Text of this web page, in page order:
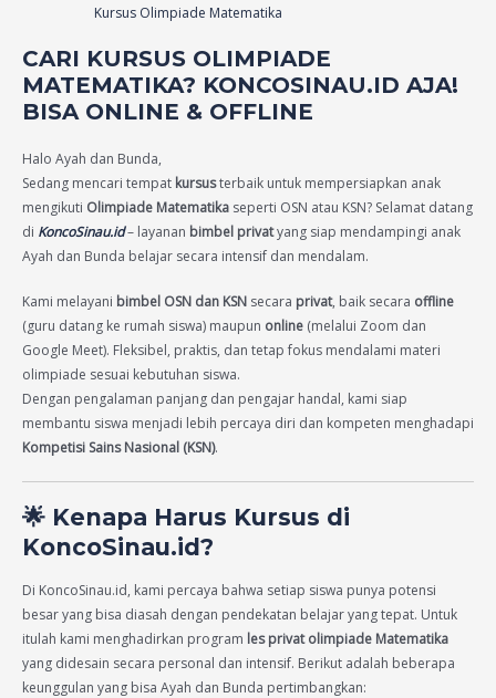
Kursus Olimpiade Matematika
CARI KURSUS OLIMPIADE
MATEMATIKA? KONCOSINAU.ID AJA!
BISA ONLINE & OFFLINE
Halo Ayah dan Bunda,
Sedang mencari tempat kursusterbaik untuk mempersiapkan anak
mengikuti Olimpiade Matematika seperti OSN atau KSN? Selamat datang
di KoncoSinau.id– layanan bimbel privatyang siap mendampingi anak
Ayah dan Bunda belajar secara intensif dan mendalam.
Kami melayani bimbel OSN dan KSN secara privat, baik secara offline
(guru datang ke rumah siswa) maupun online (melalui Zoom dan
Google Meet). Fleksibel, praktis, dan tetap fokus mendalami materi
olimpiade sesuai kebutuhan siswa.
Dengan pengalaman panjang dan pengajar handal, kami siap
membantu siswa menjadi lebih percaya diri dan kompeten menghadapi
Kompetisi Sains Nasional (KSN).
🌟 Kenapa Harus Kursus di
KoncoSinau.id?
Di KoncoSinau.id, kami percaya bahwa setiap siswa punya potensi
besar yang bisa diasah dengan pendekatan belajar yang tepat. Untuk
itulah kami menghadirkan program les privat olimpiade Matematika
yang didesain secara personal dan intensif. Berikut adalah beberapa
keunggulan yang bisa Ayah dan Bunda pertimbangkan: